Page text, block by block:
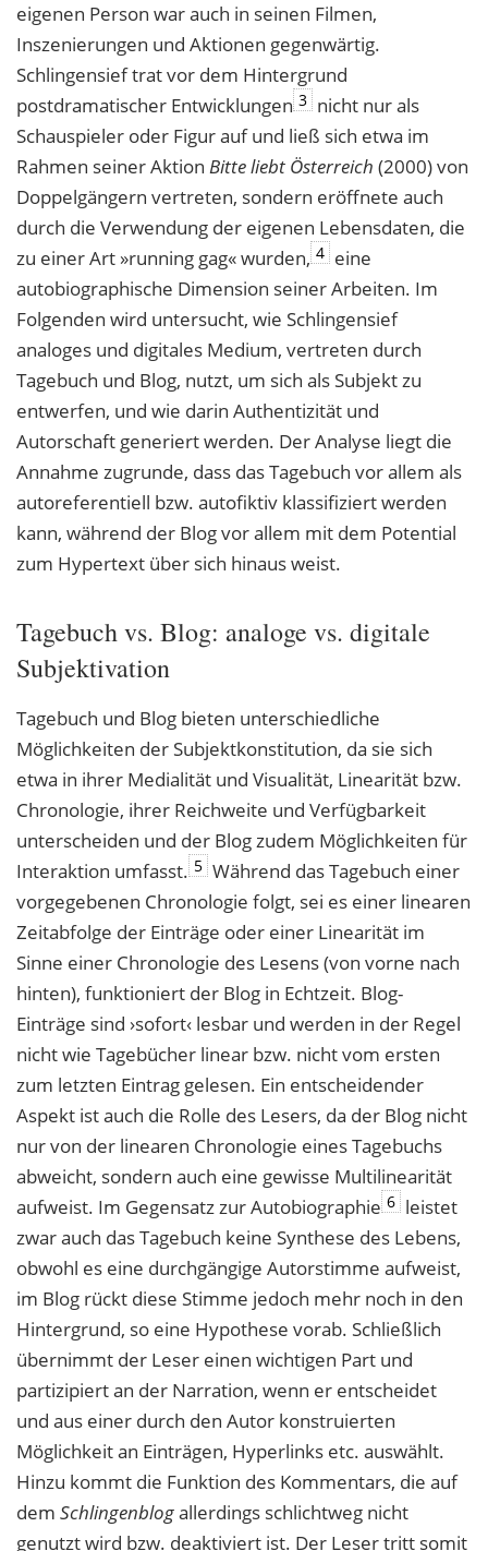
eigenen Person war auch in seinen Filmen,
Inszenierungen und Aktionen gegenwärtig.
Schlingensief trat vor dem Hintergrund
postdramatischer Entwicklungen 3 nicht nur als
Schauspieler oder Figur auf und ließ sich etwa im
Rahmen seiner Aktion Bitte liebt Österreich (2000) von
Doppelgängern vertreten, sondern eröffnete auch
durch die Verwendung der eigenen Lebensdaten, die
zu einer Art »running gag« wurden, 4 eine
autobiographische Dimension seiner Arbeiten. Im
Folgenden wird untersucht, wie Schlingensief
analoges und digitales Medium, vertreten durch
Tagebuch und Blog, nutzt, um sich als Subjekt zu
entwerfen, und wie darin Authentizität und
Autorschaft generiert werden. Der Analyse liegt die
Annahme zugrunde, dass das Tagebuch vor allem als
autoreferentiell bzw. autofiktiv klassifiziert werden
kann, während der Blog vor allem mit dem Potential
zum Hypertext über sich hinaus weist.
Tagebuch vs. Blog: analoge vs. digitale
Subjektivation
Tagebuch und Blog bieten unterschiedliche
Möglichkeiten der Subjektkonstitution, da sie sich
etwa in ihrer Medialität und Visualität, Linearität bzw.
Chronologie, ihrer Reichweite und Verfügbarkeit
unterscheiden und der Blog zudem Möglichkeiten für
Interaktion umfasst. 5 Während das Tagebuch einer
vorgegebenen Chronologie folgt, sei es einer linearen
Zeitabfolge der Einträge oder einer Linearität im
Sinne einer Chronologie des Lesens (von vorne nach
hinten), funktioniert der Blog in Echtzeit. Blog-
Einträge sind ›sofort‹ lesbar und werden in der Regel
nicht wie Tagebücher linear bzw. nicht vom ersten
zum letzten Eintrag gelesen. Ein entscheidender
Aspekt ist auch die Rolle des Lesers, da der Blog nicht
nur von der linearen Chronologie eines Tagebuchs
abweicht, sondern auch eine gewisse Multilinearität
aufweist. Im Gegensatz zur Autobiographie 6 leistet
zwar auch das Tagebuch keine Synthese des Lebens,
obwohl es eine durchgängige Autorstimme aufweist,
im Blog rückt diese Stimme jedoch mehr noch in den
Hintergrund, so eine Hypothese vorab. Schließlich
übernimmt der Leser einen wichtigen Part und
partizipiert an der Narration, wenn er entscheidet
und aus einer durch den Autor konstruierten
Möglichkeit an Einträgen, Hyperlinks etc. auswählt.
Hinzu kommt die Funktion des Kommentars, die auf
dem Schlingenblogallerdings schlichtweg nicht
genutzt wird bzw. deaktiviert ist. Der Leser tritt somit